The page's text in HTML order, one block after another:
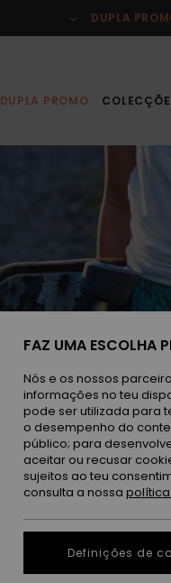
DUPLA
DUPLA PROMO
FAZ UMA ESCOLHA
Nós e os nossos
informações no teu
pode ser utilizada para
o desempenho do
público; para
aceitar ou recusar
sujeitos ao teu
consulta a nossa
Definições de